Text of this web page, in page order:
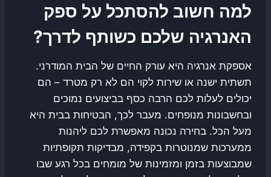
למה חשוב להסתכל על ספק
האנרגיה שלכם כשותף לדרך?
אספקת אנרגיה היא עורק החיים של הבית המודרני.
תשתית ישנה או שירות לקוי הם לא רק מטרד – הם
יכולים לעלות לכם הרבה כסף בביצועים נמוכים
ובחשבונות מנופחים. מעבר לכך, הבטיחות בבית היא
מעל הכל. בחירה נכונה מאפשרת לכם ליהנות
ממערכות שמנוטרות בקפידה, מבדיקות תקופתיות
שמבוצעות בזמן ומזמינות של מומחים בכל רגע שבו